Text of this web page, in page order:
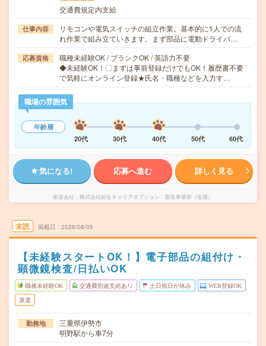
交通費規定内支給
仕事内容
リモコンや電気スイッチの組立作業。基本的に1人での流
れ作業で組み立ていきます。まず部品に電動ドライバ…
応募資格
職種未経験OK / ブランクOK / 英語力不要
◆未経験OK！〇まずは事前登録だけでもOK！履歴書不要
で気軽にオンライン登録★氏名・職種などを入力す…
職場の雰囲気
年齢層
20代
30代 40代 50代 60代
気になる! 応募へ進む 詳しく見る
派遣会社 株式会社綜合キャリアオプション 製造事業部（全国）
未読 掲載日 2026/08/05
【未経験スタートOK！】電子部品の組付け・
顕微鏡検査/日払いOK
職種未経験OK 交通費別途支給あり 土日祝日が休み WEB登録OK
派遣
勤務地
三重県伊勢市
明野駅から車7分